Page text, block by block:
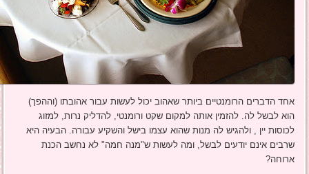
אחד הדברים הרומנטיים ביותר שאהוב יכול לעשות עבור אהובתו (וההפך)
הוא לבשל לה. להזמין אותה למקום שקט ורומנטי, להדליק נרות, למזוג
לכוסות יין , ולהגיש לה מנות שהוא עצמו בישל והשקיע עבורה. הבעיה היא
שרבים אינם יודעים לבשל, ומה לעשות ש"מנה חמה" לא נחשב הכנת
ארוחה?